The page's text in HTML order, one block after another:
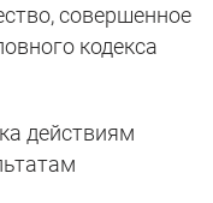
совершенное
кодекса
действиям